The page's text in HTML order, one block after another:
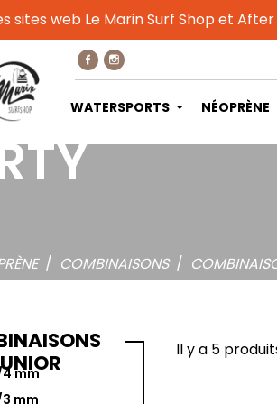
sites web Le Marin Surf Shop et
WATERSPORTS NÉOPRÈNE
COMBINAISONS
mm
mm
Il y a 5